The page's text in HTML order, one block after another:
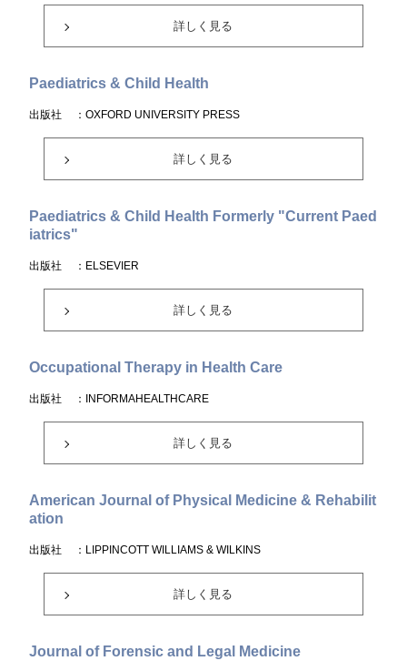
詳しく見る
Paediatrics & Child Health
出版社 ：OXFORD UNIVERSITY PRESS
詳しく見る
Paediatrics & Child Health Formerly "Current Paed
iatrics"
出版社 ：ELSEVIER
詳しく見る
Occupational Therapy in Health Care
出版社 ：INFORMAHEALTHCARE
詳しく見る
American Journal of Physical Medicine & Rehabilit
ation
出版社 ：LIPPINCOTT WILLIAMS & WILKINS
詳しく見る
Journal of Forensic and Legal Medicine